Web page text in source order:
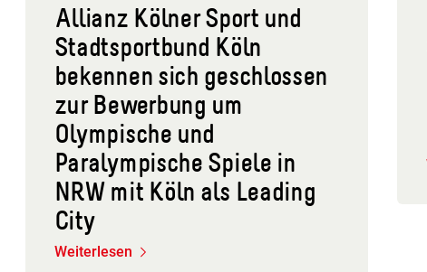
Allianz Kölner Sport und
Stadtsportbund Köln
bekennen sich geschlossen
zur Bewerbung um
Olympische und
Paralympische Spiele in
NRW mit Köln als Leading
City
Weiterlesen